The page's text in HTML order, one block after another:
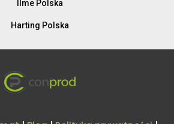
Ilme Polska
Harting Polska